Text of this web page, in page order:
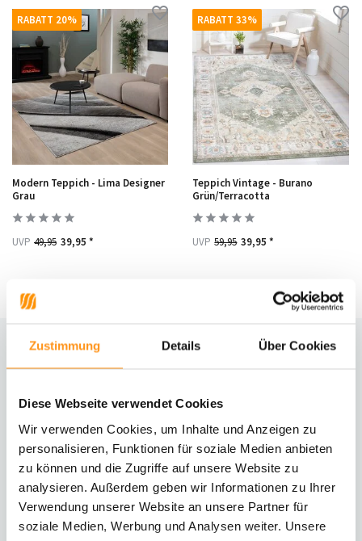
Zustimmung Details Über Cookies
Diese Webseite verwendet Cookies
Wir verwenden Cookies, um Inhalte und Anzeigen zu
personalisieren, Funktionen für soziale Medien anbieten
zu können und die Zugriffe auf unsere Website zu
analysieren. Außerdem geben wir Informationen zu Ihrer
Verwendung unserer Website an unsere Partner für
soziale Medien, Werbung und Analysen weiter. Unsere
RABATT 20%
Modern Teppich - Lima Designer
Grau
UVP 49,95 39,95 *
RABATT 33%
Teppich Vintage - Burano
Grün/Terracotta
UVP 59,95 39,95 *
Die neuesten Teppich-Trends
Materialien und gedeckten Farben wie Beige und Taupe. Vintage-Teppiche
bleiben beliebt mit ihren zeitlosen Mustern und warmen Erdtönen.
Nachhaltige Materialien wie Jute und Wolle sind